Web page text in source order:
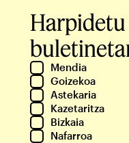
Mendia
Goizekoa
Astekaria
Kazetaritza
Bizkaia
Nafarroa